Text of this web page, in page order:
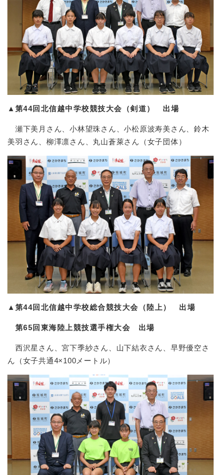
▲ 第44回北信越中学校競技大会（剣道） 出場
瀬下美月さん、小林望珠さん、小松原波寿美さん、鈴木
美羽さん、柳澤凛さん、丸山蒼萊さん（女子団体）
▲ 第44回北信越中学校総合競技大会（陸上） 出場
第65回東海陸上競技選手権大会 出場
西沢星さん、宮下季紗さん、山下結衣さん、早野優空さ
ん（女子共通4×100メートル）